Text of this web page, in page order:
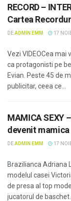
RECORD –
Cartea
DEADMIN EMM 17
Vezi VIDEOCea
ca protagonisti pe
Evian. Peste 45 de
publicitar, ceea ce...
MAMICA SEXY
devenit mamica
DEADMIN EMM 17
Brazilianca Adriana
modelul casei
de presa al top
jucatorul de baschet...